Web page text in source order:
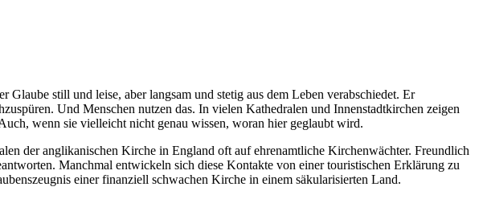
still und leise, aber langsam und stetig aus dem Leben verabschiedet. Er
Und Menschen nutzen das. In vielen Kathedralen und Innenstadtkirchen zeigen
wenn sie vielleicht nicht genau wissen, woran hier geglaubt wird.
der anglikanischen Kirche in England oft auf ehrenamtliche Kirchenwächter. Freundlich
Manchmal entwickeln sich diese Kontakte von einer touristischen Erklärung zu
einer finanziell schwachen Kirche in einem säkularisierten Land.